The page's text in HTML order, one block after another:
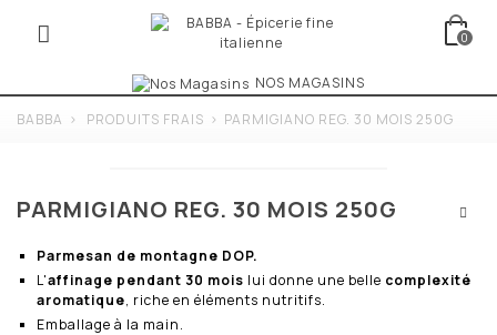
0
NOS MAGASINS
BABBA > PRODUITS FRAIS > PARMIGIANO REG. 30 MOIS 250G
PARMIGIANO REG. 30 MOIS 250G
Parmesan de montagne DOP.
L'affinage pendant 30 mois lui donne une belle complexité
aromatique, riche en éléments nutritifs.
Emballage à la main.